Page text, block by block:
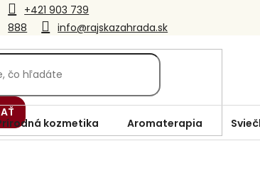
+421 903 739
888
info@rajskazahrada.sk
kozmetika Aromaterapia